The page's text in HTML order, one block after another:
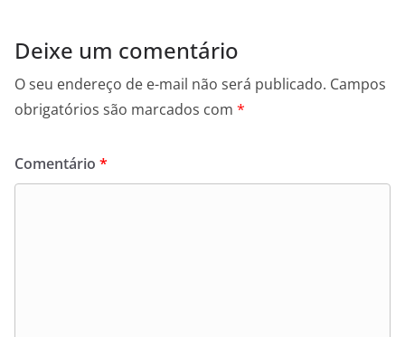
Deixe um comentário
O seu endereço de e-mail não será publicado. Campos
obrigatórios são marcados com *
Comentário *